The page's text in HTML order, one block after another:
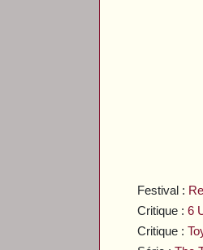
Festival :
Critique :6
Critique :